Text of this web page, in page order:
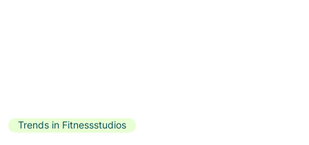
Trends in Fitnessstudios